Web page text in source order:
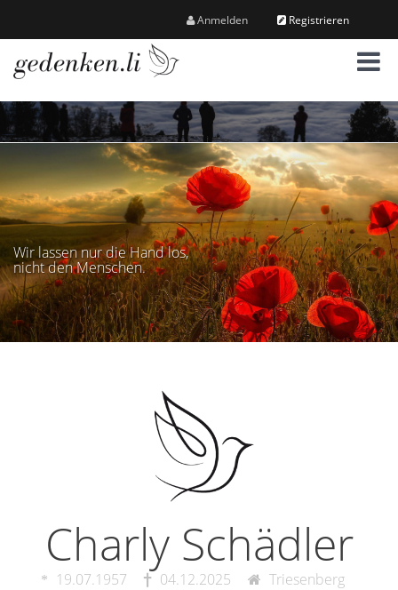
Anmelden Registrieren
M
e
n
ü
Wir lassen nur die Hand los,
nicht den Menschen.
Charly Schädler
19.07.1957 04.12.2025 Triesenberg